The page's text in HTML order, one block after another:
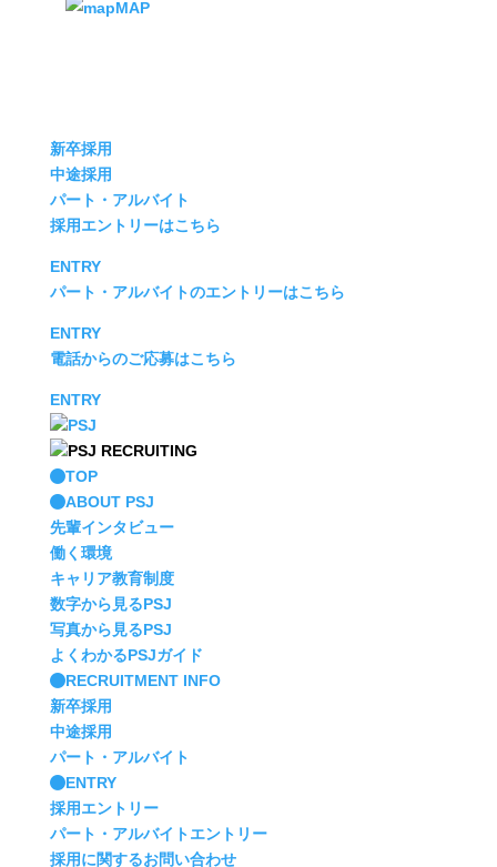
MAP
新卒採用
中途採用
パート・アルバイト
採用エントリーはこちら
ENTRY
パート・アルバイトのエントリーはこちら
ENTRY
電話からのご応募はこちら
ENTRY
TOP
ABOUT PSJ
先輩インタビュー
働く環境
キャリア教育制度
数字から見るPSJ
写真から見るPSJ
よくわかるPSJガイド
RECRUITMENT INFO
新卒採用
中途採用
パート・アルバイト
ENTRY
採用エントリー
パート・アルバイトエントリー
採用に関するお問い合わせ